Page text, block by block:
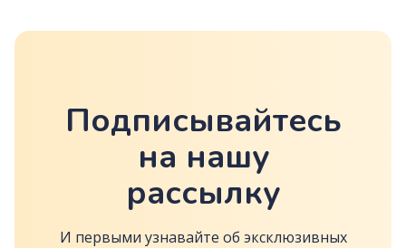
Подписывайтесь
на нашу
рассылку
И первыми узнавайте об эксклюзивных